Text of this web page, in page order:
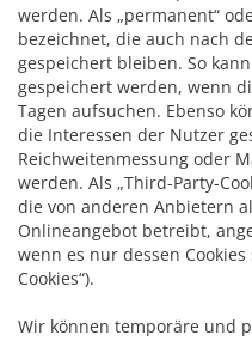
werden. Als „permanent“
bezeichnet, die auch nach
gespeichert bleiben. So
gespeichert werden, wenn
Tagen aufsuchen. Ebenso
die Interessen der Nutzer
Reichweitenmessung oder
werden. Als „Third-Party-
die von anderen Anbietern
Onlineangebot betreibt,
wenn es nur dessen
Cookies“).
Wir können temporäre und